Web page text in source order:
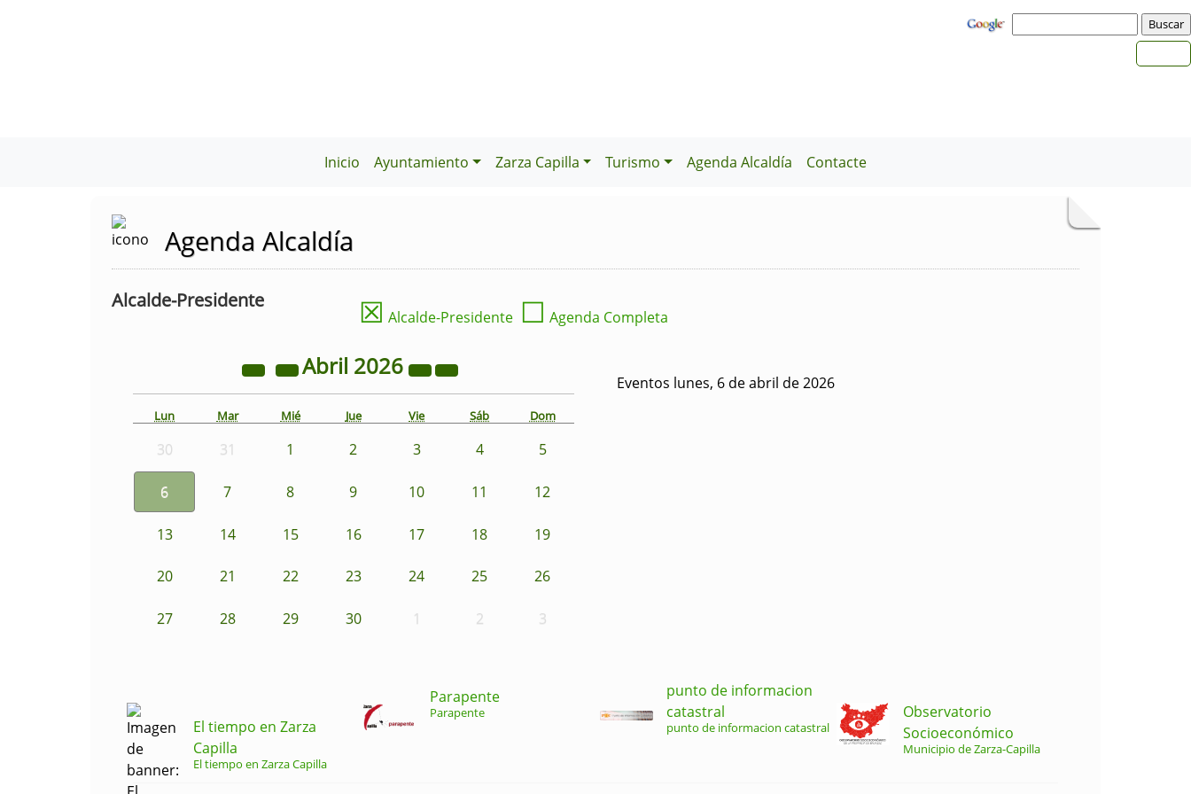
Inicio Ayuntamiento Zarza Capilla Turismo Agenda Alcaldía Contacte
Agenda Alcaldía
Alcalde-Presidente ☒ Alcalde-Presidente ☐ Agenda Completa
Abril 2026
Lun Mar Mié Jue Vie Sáb Dom
30 31 1 2 3 4 5
6 7 8 9 10 11 12
13 14 15 16 17 18 19
20 21 22 23 24 25 26
27 28 29 30 1 2 3
Eventos lunes, 6 de abril de 2026
El tiempo en Zarza
Capilla
El tiempo en Zarza Capilla
Parapente
Parapente
punto de informacion
catastral
punto de informacion catastral
Observatorio
Socioeconómico
Municipio de Zarza-Capilla